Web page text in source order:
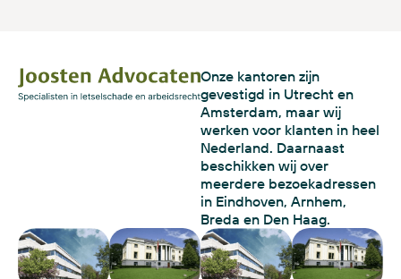
Onze kantoren zijn
gevestigd in Utrecht en
Amsterdam, maar wij
werken voor klanten in heel
Nederland. Daarnaast
beschikken wij over
meerdere bezoekadressen
in Eindhoven, Arnhem,
Breda en Den Haag.